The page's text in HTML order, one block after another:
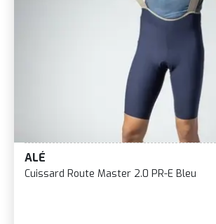
ALÉ
Cuissard Route Master 2.0 PR-E Bleu